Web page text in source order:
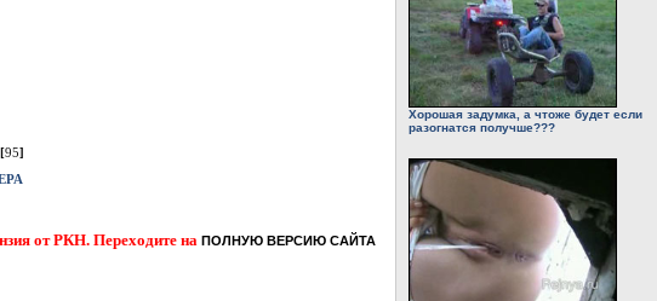
[95]
от РКН. Переходите на ПОЛНУЮ ВЕРСИЮ САЙТА
Хорошая задумка, а чтоже будет если
разогнатся получше???